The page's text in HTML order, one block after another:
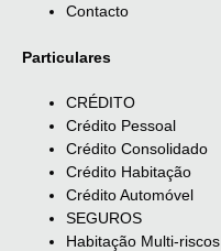
Contacto
Particulares
CRÉDITO
Crédito Pessoal
Crédito Consolidado
Crédito Habitação
Crédito Automóvel
SEGUROS
Habitação Multi-riscos